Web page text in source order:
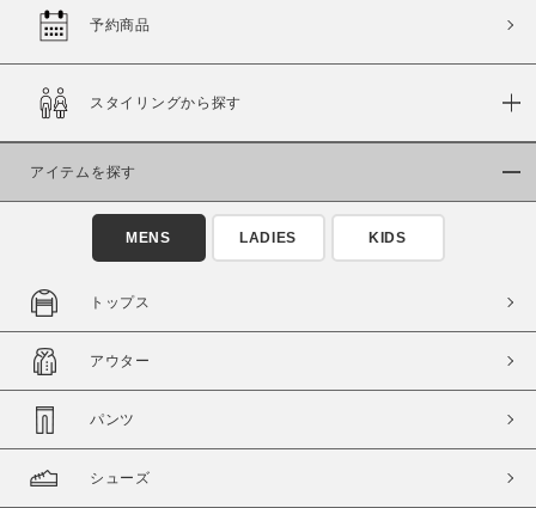
商品タイプ
通常商品
セール価格 WEB限定
在庫
在庫あり
予約商品
スタイリングから探す
アイテムを探す
MENS LADIES KIDS
トップス
アウター
パンツ
シューズ